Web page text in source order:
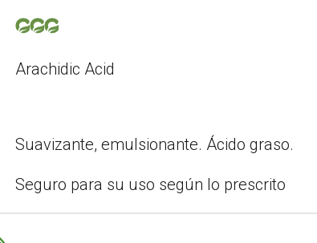
Arachidic Acid
Suavizante, emulsionante. Ácido graso.
Seguro para su uso según lo prescrito